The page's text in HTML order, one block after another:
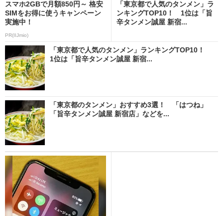
スマホ2GBで月額850円～ 格安
SIMをお得に使うキャンペーン
実施中！
PR(IIJmio)
「東京都で人気のタンメン」ラ
ンキングTOP10！ 1位は「旨
辛タンメン誠屋 新宿...
「東京都で人気のタンメン」ランキングTOP10！
1位は「旨辛タンメン誠屋 新宿...
「東京都のタンメン」おすすめ3選！ 「はつね」
「旨辛タンメン誠屋 新宿店」などを...